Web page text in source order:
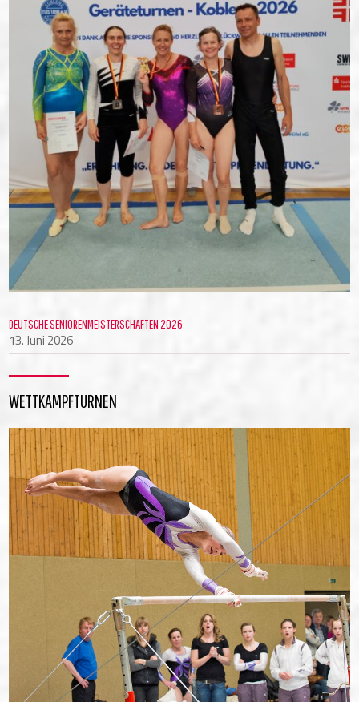
DEUTSCHE SENIORENMEISTERSCHAFTEN 2026
13. Juni 2026
WETTKAMPFTURNEN